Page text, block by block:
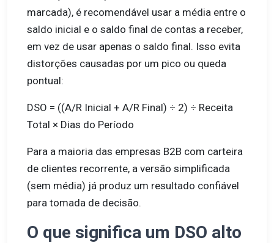
marcada), é recomendável usar a média entre o
saldo inicial e o saldo final de contas a receber,
em vez de usar apenas o saldo final. Isso evita
distorções causadas por um pico ou queda
pontual:
DSO = ((A/R Inicial + A/R Final) ÷ 2) ÷ Receita
Total × Dias do Período
Para a maioria das empresas B2B com carteira
de clientes recorrente, a versão simplificada
(sem média) já produz um resultado confiável
para tomada de decisão.
O que significa um DSO alto